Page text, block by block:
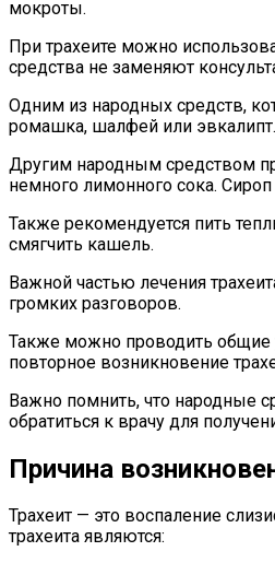
мокроты.
При трахеите можно
средства не заменяют
Одним из народных средств,
ромашка, шалфей или
Другим народным средством
немного лимонного сока.
Также рекомендуется пить
смягчить кашель.
Важной частью лечения
громких разговоров.
Также можно проводить общие
повторное возникновение
Важно помнить, что народные
обратиться к врачу для
Причина
Трахеит — это воспаление
трахеита являются: